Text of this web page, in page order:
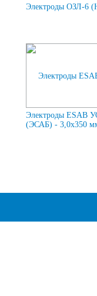
Электроды ОЗЛ-6
Электроды ESAB
(ЭСАБ) - 3,0х350